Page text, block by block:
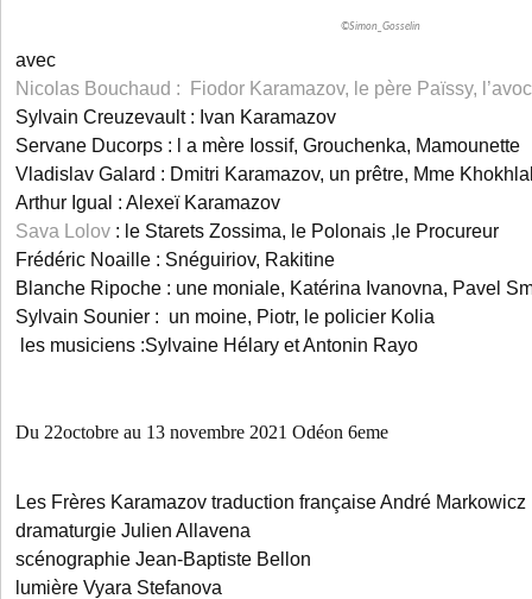
©Simon_Gosselin
avec
Nicolas Bouchaud : Fiodor Karamazov, le père Païssy,
Sylvain Creuzevault : Ivan Karamazov
Servane Ducorps : l a mère Iossif, Grouchenka, Mamounette
Vladislav Galard : Dmitri Karamazov, un prêtre, Mme
Arthur Igual : Alexeï Karamazov
Sava Lolov : le Starets Zossima, le Polonais ,le Procureur
Frédéric Noaille : Snéguiriov, Rakitine
Blanche Ripoche : une moniale, Katérina Ivanovna, Pavel
Sylvain Sounier : un moine, Piotr, le policier Kolia
les musiciens :Sylvaine Hélary et Antonin Rayo
Du 22octobre au 13 novembre 2021 Odéon 6eme
Les Frères Karamazov traduction française André Markowicz
dramaturgie Julien Allavena
scénographie Jean-Baptiste Bellon
lumière Vyara Stefanova